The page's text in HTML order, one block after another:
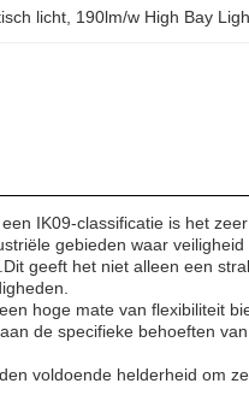
licht 190lm/w High Bay
IK09-classificatie is het
gebieden waar veiligheid
geeft het niet alleen een
hoge mate van flexibiliteit
de specifieke behoeften
voldoende helderheid om